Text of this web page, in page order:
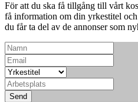
För att du ska få tillgång till vårt
få information om din yrkestitel
du får ta del av de annonser som
Send